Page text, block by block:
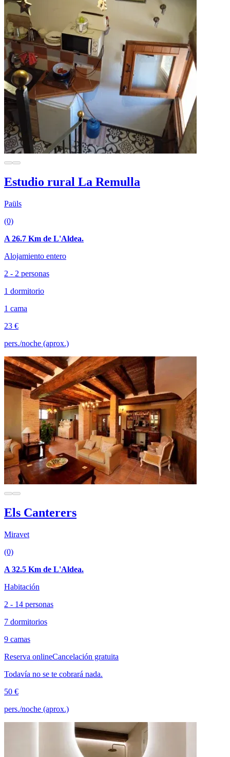
Estudio rural La Remulla
Paüls
(0)
A 26.7 Km de L'Aldea.
Alojamiento entero
2 - 2 personas
1 dormitorio
1 cama
23 €
pers./noche (aprox.)
Els Canterers
Miravet
(0)
A 32.5 Km de L'Aldea.
Habitación
2 - 14 personas
7 dormitorios
9 camas
Reserva onlineCancelación gratuita
Todavía no se te cobrará nada.
50 €
pers./noche (aprox.)